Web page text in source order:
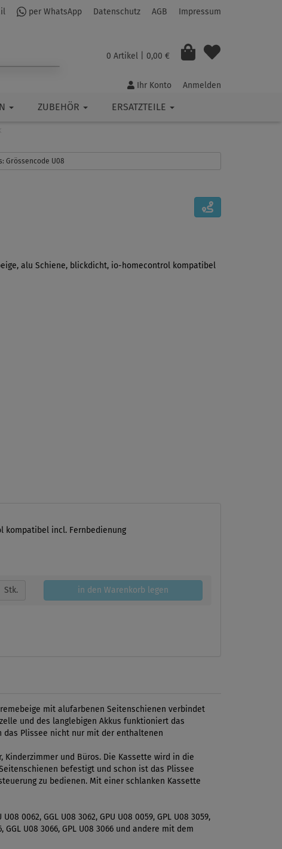
per WhatsApp Datenschutz AGB Impressum
0 Artikel | 0,00 €
Ihr Konto Anmelden
ZUBEHÖR ERSATZTEILE
Grössencode U08
alu Schiene, blickdicht, io-homecontrol kompatibel
kompatibel incl. Fernbedienung
Stk. in den Warenkorb legen
mit alufarbenen Seitenschienen verbindet
und des langlebigen Akkus funktioniert das
das Plissee nicht nur mit der enthaltenen
Kinderzimmer und Büros. Die Kassette wird in die
befestigt und schon ist das Plissee
zu bedienen. Mit einer schlanken Kassette
0062, GGL U08 3062, GPU U08 0059, GPL U08 3059,
GGL U08 3066, GPL U08 3066 und andere mit dem